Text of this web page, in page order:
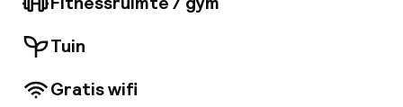
met heldere en natuurlijke tinten. Elke kamer is
voorzien van satelliet-tv, een bureau,
airconditioning, een minibar en een haardroger.
restaurants en bars waar gasten kunnen
Tuin
Gratis wifi